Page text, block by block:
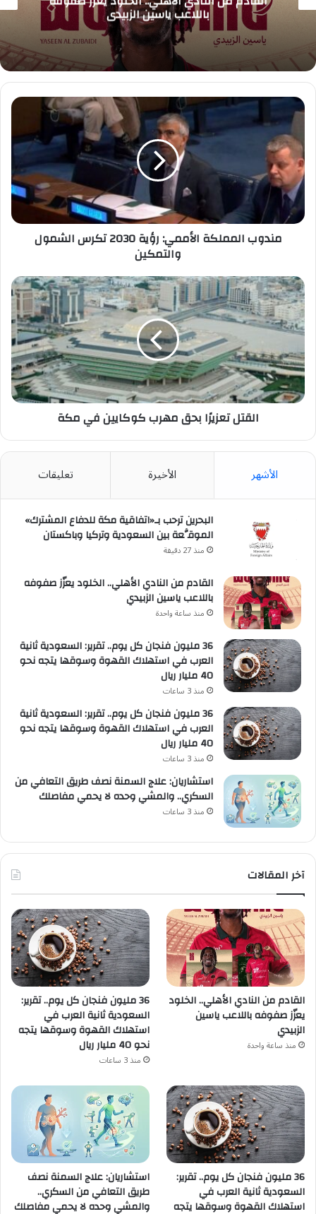
باللاعب ياسين الزبيدي
مندوب
المملكة
الأممي:
رؤية
2030
تكرس
الشمول
والتمكين
مندوب المملكة الأممي: رؤية 2030 تكرس الشمول
والتمكين
القتل
تعزيرًا
بحق
مهرب
كوكايين
في
مكة
القتل تعزيرًا بحق مهرب كوكايين في مكة
الأشهر الأخيرة تعليقات
البحرين ترحب بـ«اتفاقية مكة للدفاع المشترك»
الموقَّعة بين السعودية وتركيا وباكستان
منذ 27 دقيقة
القادم من النادي الأهلي.. الخلود يعزّز صفوفه
باللاعب ياسين الزبيدي
منذ ساعة واحدة
36 مليون فنجان كل يوم.. تقرير: السعودية ثانية
العرب في استهلاك القهوة وسوقها يتجه نحو
40 مليار ريال
منذ 3 ساعات
36 مليون فنجان كل يوم.. تقرير: السعودية ثانية
العرب في استهلاك القهوة وسوقها يتجه نحو
40 مليار ريال
منذ 3 ساعات
استشاريان: علاج السمنة نصف طريق التعافي من
السكري.. والمشي وحده لا يحمي مفاصلك
منذ 3 ساعات
آخر المقالات
القادم من النادي الأهلي.. الخلود
يعزّز صفوفه باللاعب ياسين
الزبيدي
منذ ساعة واحدة
36 مليون فنجان كل يوم.. تقرير:
السعودية ثانية العرب في
استهلاك القهوة وسوقها يتجه
نحو 40 مليار ريال
منذ 3 ساعات
36 مليون فنجان كل يوم.. تقرير:
السعودية ثانية العرب في
استهلاك القهوة وسوقها يتجه
استشاريان: علاج السمنة نصف
طريق التعافي من السكري..
والمشي وحده لا يحمي مفاصلك